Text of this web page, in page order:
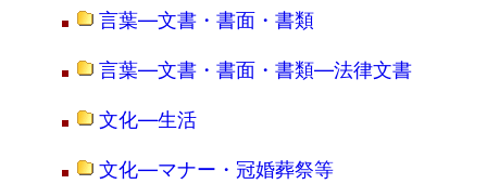
言葉―文書・書面・書類
言葉―文書・書面・書類―法律文書
文化―生活
文化―マナー・冠婚葬祭等